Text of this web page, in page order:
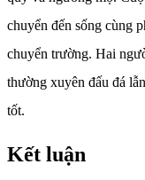
chuyển đến sống cùng
chuyển trường. Hai
thường xuyên đấu đá
tốt.
Kết luận